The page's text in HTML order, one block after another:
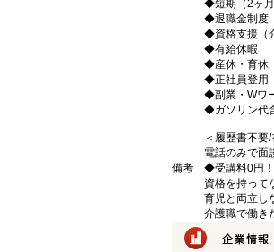
◆短期（2ヶ
◆退職金制度
◆資格支援（
◆有給休暇
◆産休・育休
◆正社員登用
◆副業・Wワ
◆ガソリン代
＜履歴書不要
電話のみで面
備考
◆受講料0円
資格を持っ
育児と両立し
介護職で働き